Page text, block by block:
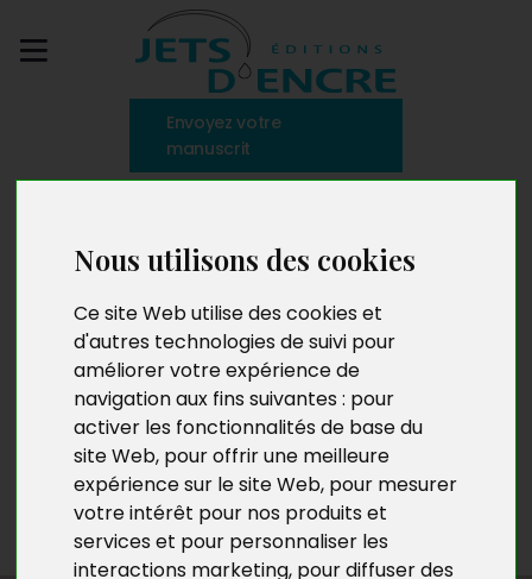
Nous utilisons des cookies
Ce site Web utilise des cookies et
d'autres technologies de suivi pour
améliorer votre expérience de
navigation aux fins suivantes : pour
activer les fonctionnalités de base du
site Web, pour offrir une meilleure
expérience sur le site Web, pour mesurer
votre intérêt pour nos produits et
services et pour personnaliser les
interactions marketing, pour diffuser des
Envoyez votre
manuscrit
Manu Queffélec
Né en 1950 à Nantes, Manu Queffélec a passé une
trentaine d’années en Guadeloupe avant de se poser
sur les bords de Loire. Entre les deux, son cœur balance.
Il trouve un compromis dans l’écriture qui lui permet de
se téléporter sur ce bout de France perdu au milieu de
l’océan, à travers des intrigues palpitantes où
l’imaginaire et le réel se côtoient dans un mélange de
saveurs sucrées-salées.